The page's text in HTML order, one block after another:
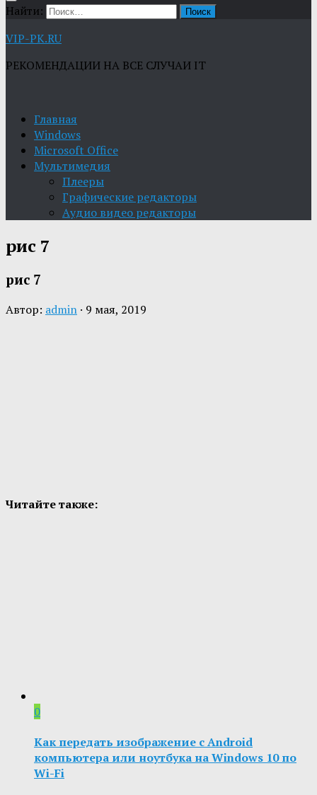
Найти:
VIP-PK.RU
РЕКОМЕНДАЦИИ НА ВСЕ СЛУЧАИ IT
Главная
Windows
Microsoft Office
Мультимедия
Плееры
Графические редакторы
Aудио видео редакторы
рис 7
рис 7
Автор: admin · 9 мая, 2019
Читайте также:
0
Как передать изображение с Android
компьютера или ноутбука на Windows 10 по
Wi-Fi